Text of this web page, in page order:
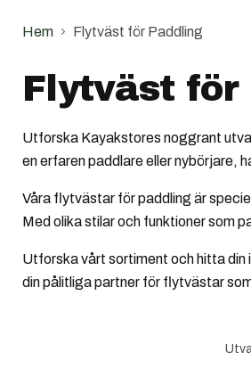
Hem Flytväst för Paddling
Flytväst för
Utforska Kayakstores noggrant
en erfaren paddlare eller nybörjare,
Våra flytvästar för paddling är
Med olika stilar och funktioner som
Utforska vårt sortiment och hitta
din pålitliga partner för flytvästar